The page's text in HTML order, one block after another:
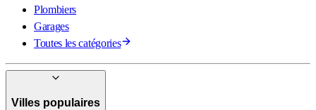
Plombiers
Garages
Toutes les catégories
Villes populaires